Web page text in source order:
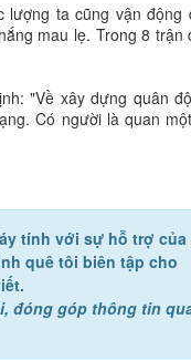
lượng ta cũng vận động
mau lẹ. Trong 8 trận
"Về xây dựng quân
Có người là quan
tính với sự hỗ trợ của
quê tôi biên tập cho
đóng góp thông tin